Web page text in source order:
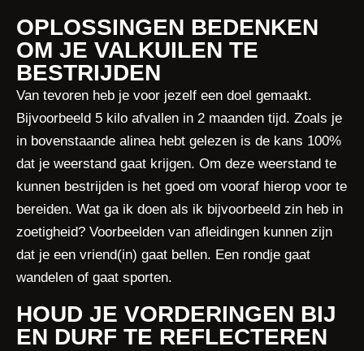
OPLOSSINGEN BEDENKEN
OM JE VALKUILEN TE
BESTRIJDEN
Van tevoren heb je voor jezelf een doel gemaakt.
Bijvoorbeeld 5 kilo afvallen in 2 maanden tijd. Zoals je
in bovenstaande alinea hebt gelezen is de kans 100%
dat je weerstand gaat krijgen. Om deze weerstand te
kunnen bestrijden is het goed om vooraf hierop voor te
bereiden. Wat ga ik doen als ik bijvoorbeeld zin heb in
zoetigheid? Voorbeelden van afleidingen kunnen zijn
dat je een vriend(in) gaat bellen. Een rondje gaat
wandelen of gaat sporten.
HOUD JE VORDERINGEN BIJ
EN DURF TE REFLECTEREN